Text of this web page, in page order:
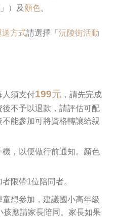
）及 顏色。
送方式請選擇「 沅陵街活動
人須支付199元 ，請先完成
不予以退款，請評估可配
能參加可將資格轉讓給親
，以便做行前通知。顏色
限帶1位陪同者。
想參加，建議國小高年級
孩應請家長陪同。家長如果